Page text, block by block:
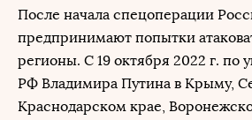
После начала спецоперации
предпринимают попытки
регионы. С 19 октября 2022 г. по
РФ Владимира Путина в Крыму,
Краснодарском крае,